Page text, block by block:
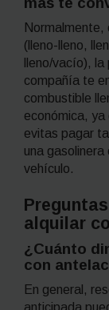
Normalmente,
(lleno-lleno,
lleno/vacío),
compañía te
combustible
económica, ya
evitas pagar
una gasolinera
vehículo.
alquilar
¿Cuánto
con
En general,
anticipada